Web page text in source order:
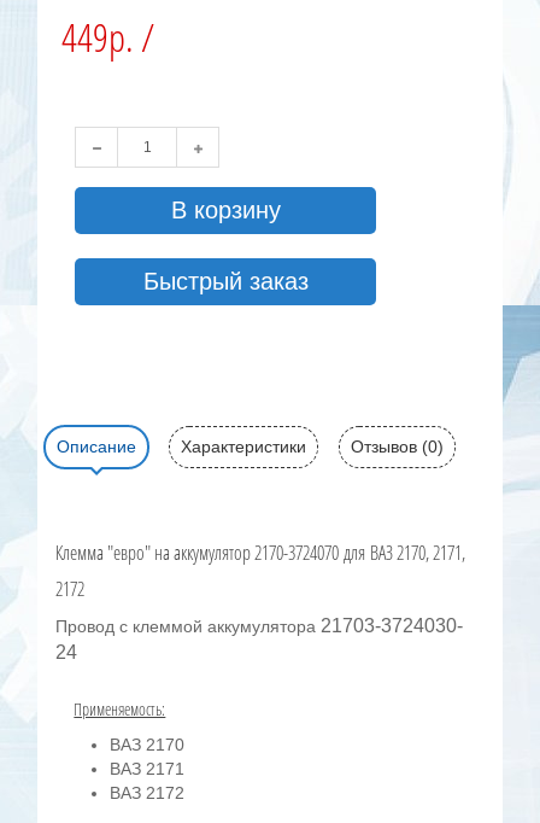
449р. /
В корзину
Быстрый заказ
Описание Характеристики Отзывов (0)
Клемма "евро" на аккумулятор 2170-3724070 для ВАЗ 2170, 2171,
2172
Провод с клеммой аккумулятора21703-3724030-
24
Применяемость:
ВАЗ 2170
ВАЗ 2171
ВАЗ 2172